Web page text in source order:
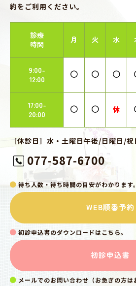
約をご利用ください。
診療
時間
月 火 水
9:00-
12:00
17:00-
20:00
休
［休診日］水・土曜日午後/日曜日/祝
077-587-6700
待ち人数・待ち時間の目安がわかります。
WEB順番予約
初診申込書のダウンロードはこちら。
初診申込書
メールでのお問い合わせ（お急ぎの方は